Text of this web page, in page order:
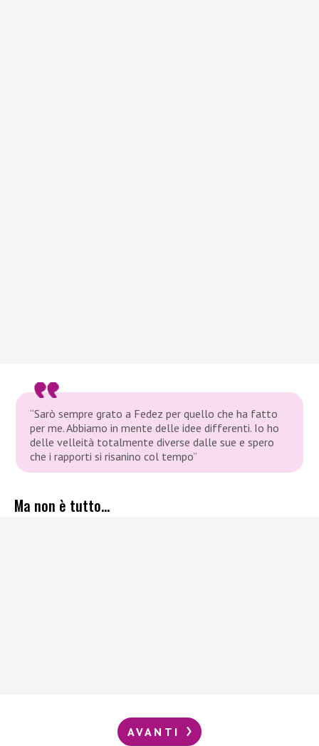
“Sarò sempre grato a Fedez per quello che ha fatto
per me.Abbiamo in mente delle idee differenti. Io ho
delle velleità totalmente diverse dalle sue e spero
che i rapporti si risanino col tempo”
Ma non è tutto…
AVANTI